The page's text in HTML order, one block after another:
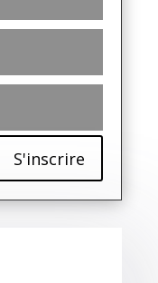
S'inscrire